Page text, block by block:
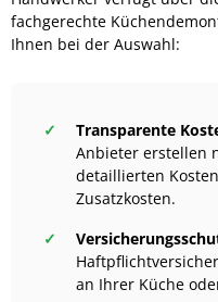
fachgerechte
Ihnen bei der Auswahl:
Transparente
Anbieter erstellen
detaillierten
Zusatzkosten.
an Ihrer Küche